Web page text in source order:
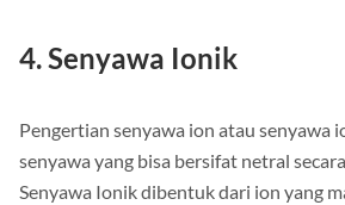
4. Senyawa Ionik
Pengertian senyawa ion atau senyawa
senyawa yang bisa bersifat netral
Senyawa Ionik dibentuk dari ion yang